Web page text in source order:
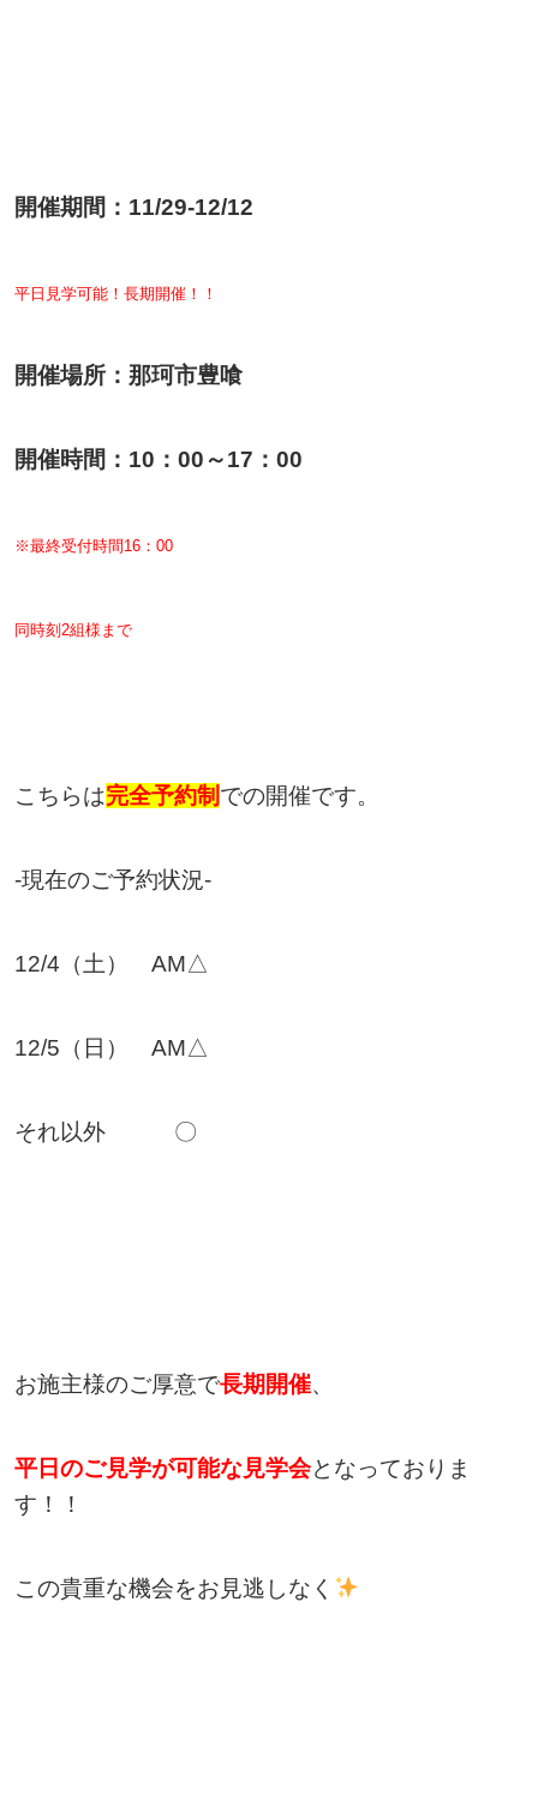
開催期間：11/29-12/12
平日見学可能！長期開催！！
開催場所：那珂市豊喰
開催時間：10：00～17：00
※最終受付時間16：00
同時刻2組様まで
こちらは完全予約制 での開催です。
-現在のご予約状況-
12/4（土） AM△
12/5（日） AM△
それ以外 〇
お施主様のご厚意で長期開催、
平日のご見学が可能な見学会となっておりま
す！！
この貴重な機会をお見逃しなく